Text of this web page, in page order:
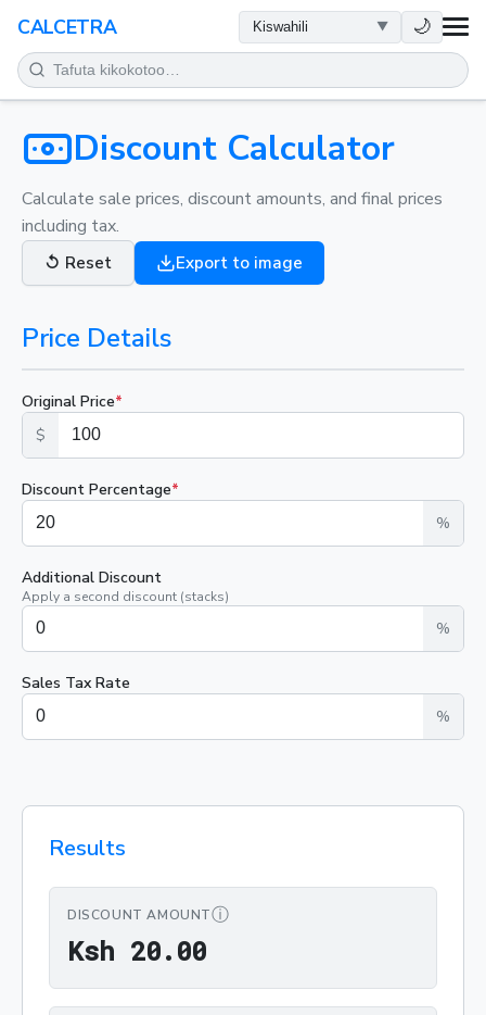
CALCETRA 🌙
HESABU
UONGOFU
SAYANSI
KILA SIKU
Discount Calculator
Calculate sale prices, discount amounts, and final prices
including tax.
↺ Reset Export to image
Price Details
Original Price*
$
Discount Percentage*
%
Additional Discount
Apply a second discount (stacks)
%
Sales Tax Rate
%
Results
DISCOUNT AMOUNTⓘ
Ksh 20.00Ksh 20.00